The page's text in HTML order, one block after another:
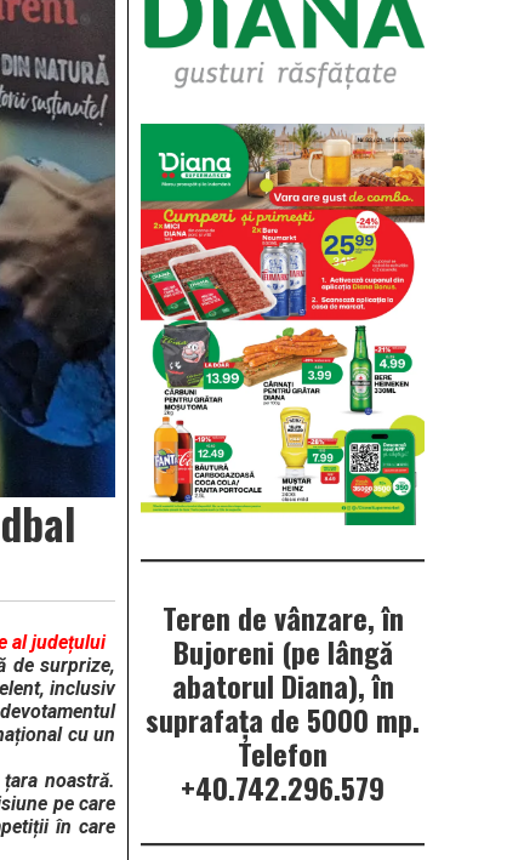
al județului
de surprize,
inclusiv
cu un
noastră.
pe care
în care
Teren de vânzare, în
Bujoreni (pe lângă
abatorul Diana), în
suprafața de 5000 mp.
Telefon
+40.742.296.579